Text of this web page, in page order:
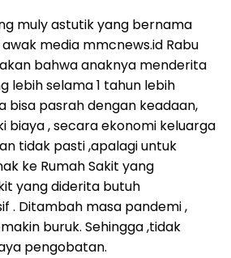
muly astutik yang bernama
media mmcnews.id Rabu
bahwa anaknya menderita
lebih selama 1 tahun lebih
bisa pasrah dengan keadaan,
biaya , secara ekonomi keluarga
tidak pasti ,apalagi untuk
ke Rumah Sakit yang
yang diderita butuh
. Ditambah masa pandemi ,
buruk. Sehingga ,tidak
pengobatan.